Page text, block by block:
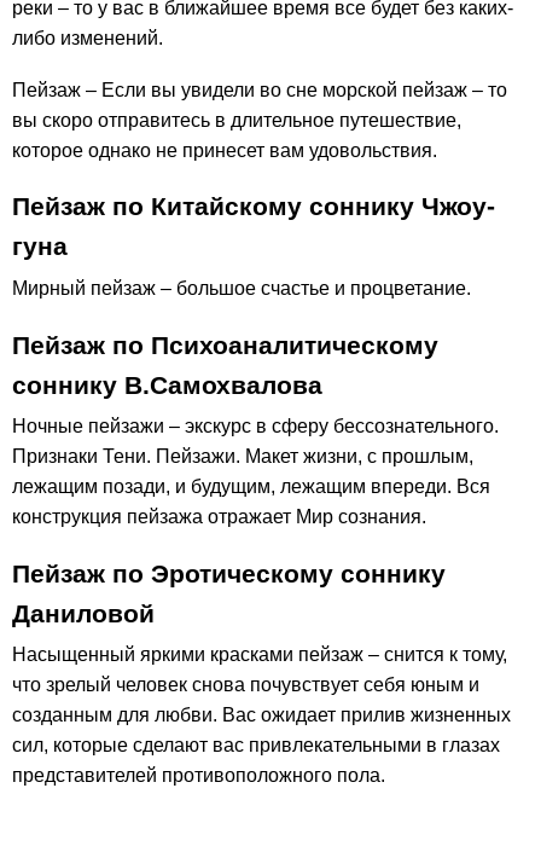
реки – то у вас в ближайшее время все будет без каких-
либо изменений.
Пейзаж – Если вы увидели во сне морской пейзаж – то
вы скоро отправитесь в длительное путешествие,
которое однако не принесет вам удовольствия.
Пейзаж по Китайскому соннику Чжоу-
гуна
Мирный пейзаж – большое счастье и процветание.
Пейзаж по Психоаналитическому
соннику В.Самохвалова
Ночные пейзажи – экскурс в сферу бессознательного.
Признаки Тени. Пейзажи. Макет жизни, с прошлым,
лежащим позади, и будущим, лежащим впереди. Вся
конструкция пейзажа отражает Мир сознания.
Пейзаж по Эротическому соннику
Даниловой
Насыщенный яркими красками пейзаж – снится к тому,
что зрелый человек снова почувствует себя юным и
созданным для любви. Вас ожидает прилив жизненных
сил, которые сделают вас привлекательными в глазах
представителей противоположного пола.